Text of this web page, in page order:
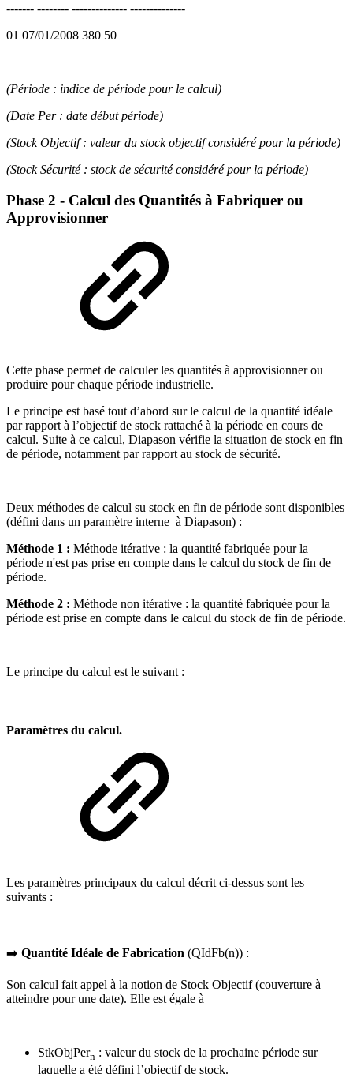
------- -------- -------------- --------------
01 07/01/2008 380 50
(Période : indice de période pour le calcul)
(Date Per : date début période)
(Stock Objectif : valeur du stock objectif considéré pour la période)
(Stock Sécurité : stock de sécurité considéré pour la période)
Phase 2 - Calcul des Quantités à Fabriquer ou
Approvisionner
Cette phase permet de calculer les quantités à approvisionner ou
produire pour chaque période industrielle.
Le principe est basé tout d’abord sur le calcul de la quantité idéale
par rapport à l’objectif de stock rattaché à la période en cours de
calcul. Suite à ce calcul, Diapason vérifie la situation de stock en fin
de période, notamment par rapport au stock de sécurité.
Deux méthodes de calcul su stock en fin de période sont disponibles
(défini dans un paramètre interne à Diapason) :
Méthode 1 : Méthode itérative : la quantité fabriquée pour la
période n'est pas prise en compte dans le calcul du stock de fin de
période.
Méthode 2 : Méthode non itérative : la quantité fabriquée pour la
période est prise en compte dans le calcul du stock de fin de période.
Le principe du calcul est le suivant :
Paramètres du calcul.
Les paramètres principaux du calcul décrit ci-dessus sont les
suivants :
➡️ Quantité Idéale de Fabrication (QIdFb(n)) :
Son calcul fait appel à la notion de Stock Objectif (couverture à
atteindre pour une date). Elle est égale à
StkObjPern : valeur du stock de la prochaine période sur
laquelle a été défini l’objectif de stock.